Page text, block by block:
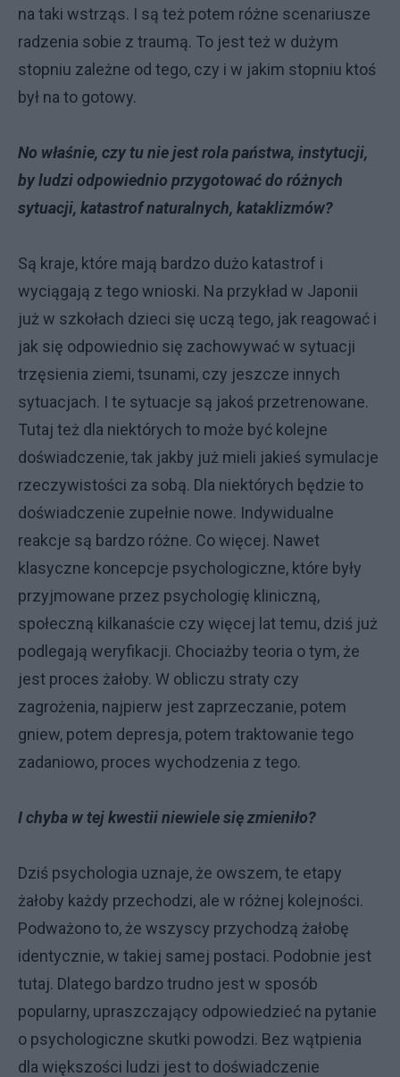
na taki wstrząs. I są też potem różne scenariusze
radzenia sobie z traumą. To jest też w dużym
stopniu zależne od tego, czy i w jakim stopniu ktoś
był na to gotowy.
No właśnie, czy tu nie jest rola państwa, instytucji,
by ludzi odpowiednio przygotować do różnych
sytuacji, katastrof naturalnych, kataklizmów?
Są kraje, które mają bardzo dużo katastrof i
wyciągają z tego wnioski. Na przykład w Japonii
już w szkołach dzieci się uczą tego, jak reagować i
jak się odpowiednio się zachowywać w sytuacji
trzęsienia ziemi, tsunami, czy jeszcze innych
sytuacjach. I te sytuacje są jakoś przetrenowane.
Tutaj też dla niektórych to może być kolejne
doświadczenie, tak jakby już mieli jakieś symulacje
rzeczywistości za sobą. Dla niektórych będzie to
doświadczenie zupełnie nowe. Indywidualne
reakcje są bardzo różne. Co więcej. Nawet
klasyczne koncepcje psychologiczne, które były
przyjmowane przez psychologię kliniczną,
społeczną kilkanaście czy więcej lat temu, dziś już
podlegają weryfikacji. Chociażby teoria o tym, że
jest proces żałoby. W obliczu straty czy
zagrożenia, najpierw jest zaprzeczanie, potem
gniew, potem depresja, potem traktowanie tego
zadaniowo, proces wychodzenia z tego.
I chyba w tej kwestii niewiele się zmieniło?
Dziś psychologia uznaje, że owszem, te etapy
żałoby każdy przechodzi, ale w różnej kolejności.
Podważono to, że wszyscy przychodzą żałobę
identycznie, w takiej samej postaci. Podobnie jest
tutaj. Dlatego bardzo trudno jest w sposób
popularny, upraszczający odpowiedzieć na pytanie
o psychologiczne skutki powodzi. Bez wątpienia
dla większości ludzi jest to doświadczenie